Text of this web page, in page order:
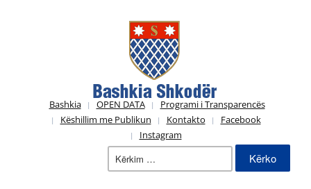
Bashkia OPEN DATA
Programi i Transparencës
Këshillim me Publikun
Kontakto
Facebook
Instagram
Kërko